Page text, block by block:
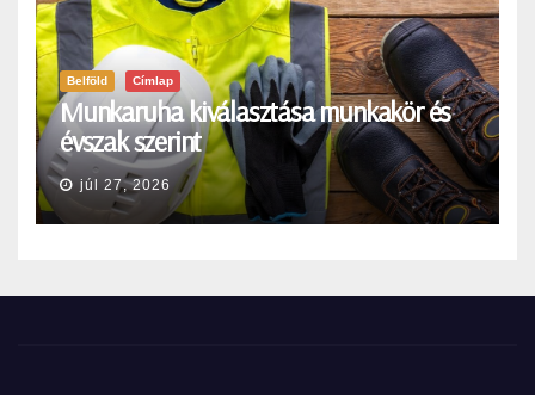
Belföld Címlap
Munkaruha kiválasztása munkakör és
évszak szerint
júl 27, 2026